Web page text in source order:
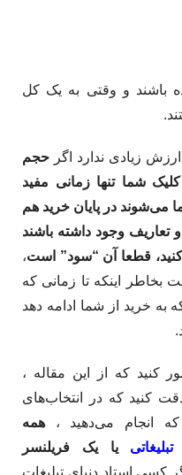
باشند و وقتی به یک کل
زیادی ندارد اگر حجم
شما تنها زمانی مفید
می‌شوند در پایان خرید هم
و تعاریف وجود داشته باشند
کنید، قطعا آن “سود” است،
بخاطر اینکه تا زمانی که
به خرید از شما ادامه دهد
کنید که از این مقاله ،
کنید که در انتخاب‌های
انجام می‌دهید ، همه
یا یک فریلنسر